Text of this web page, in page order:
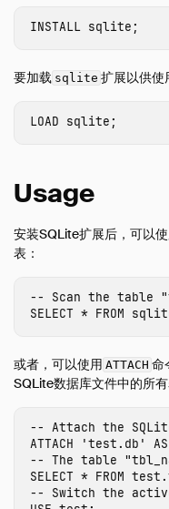
扩展
概述
数据查看器
MySQL 导入
PostgreSQL
网络和云存储
ODBC
性能
Python
SQL 编辑器
SQL 功能
代码片段
INSTALL sqlite;
要加载 sqlite 扩展以供使
LOAD sqlite;
Usage
安装SQLite扩展后，可以
表：
-- Scan the table
SELECT * FROM
或者，可以使用 ATTACH 命
SQLite数据库文件中的所
-- Attach the
ATTACH
'test.db' AS
-- The table
SELECT * FROM test .
-- Switch the